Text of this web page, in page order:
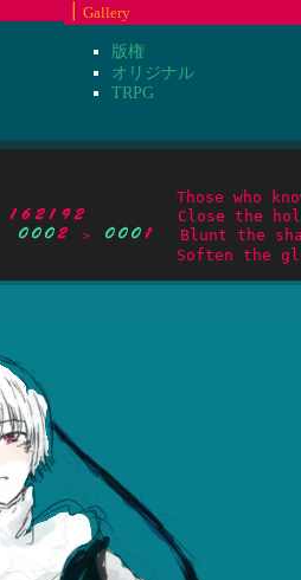
Gallery
版権
オリジナル
TRPG
Close the holes,
＞
Blunt the
Soften the glare,